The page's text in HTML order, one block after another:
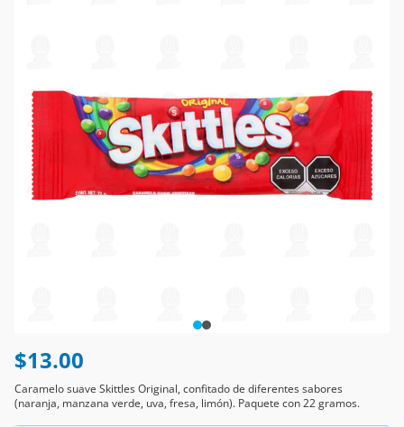
$13.00
Caramelo suave Skittles Original, confitado de diferentes sabores
(naranja, manzana verde, uva, fresa, limón). Paquete con 22 gramos.